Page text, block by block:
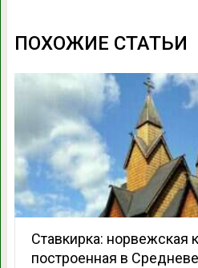
ПОХОЖИЕ СТАТЬИ
Ставкирка: норвежская
построенная в